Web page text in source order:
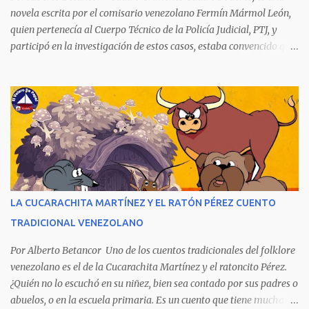
novela escrita por el comisario venezolano Fermín Mármol León,
quien pertenecía al Cuerpo Técnico de la Policía Judicial, PTJ, y
participó en la investigación de estos casos, estaba convencido que
Aunque la narración no es precisamente una obra literaria, esta
novela publicada en 1978 se transformó en un autentico Bestseller
venezolano al vender rápidamente tres ediciones por su
extraordinario contenido y detalla, cambiando los nombres de los
personajes, cuatro crímenes que conmocionaron a la sociedad
venezolana y cuyos presuntos autores quedaron en libertad, pese a
tener la policía pruebas e indicios suficientes de culpabilidad. La
porque refleja los males del poder judicial y de la sociedad
venezolana, tráfico...
LA CUCARACHITA MARTÍNEZ Y EL RATÓN PÉREZ CUENTO
TRADICIONAL VENEZOLANO
Por Alberto Betancor Uno de los cuentos tradicionales del folklore
venezolano es el de la Cucarachita Martínez y el ratoncito Pérez.
¿Quién no lo escuchó en su niñez, bien sea contado por sus padres o
abuelos, o en la escuela primaria. Es un cuento que tiene muchas